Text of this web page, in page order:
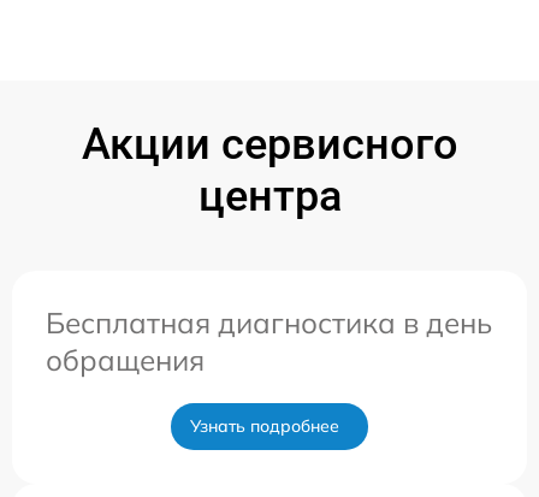
Акции сервисного
центра
Бесплатная диагностика в день
обращения
Узнать подробнее